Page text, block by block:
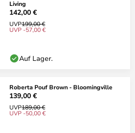
Living
142,00 €
UVP199,00 €
UVP -57,00 €
Auf Lager.
Roberta Pouf Brown - Bloomingville
139,00 €
UVP189,00 €
UVP -50,00 €